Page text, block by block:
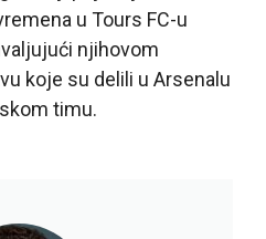
u Tours FC-u
njihovom
koje su delili u Arsenalu
timu.